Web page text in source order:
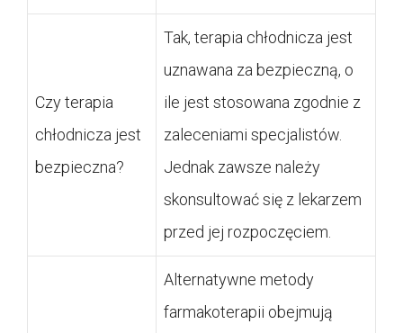
Czy terapia
chłodnicza jest
bezpieczna?
Tak, terapia chłodnicza jest
uznawana za bezpieczną, o
ile jest stosowana zgodnie z
zaleceniami specjalistów.
Jednak zawsze należy
skonsultować się z lekarzem
przed jej rozpoczęciem.
Alternatywne metody
farmakoterapii obejmują